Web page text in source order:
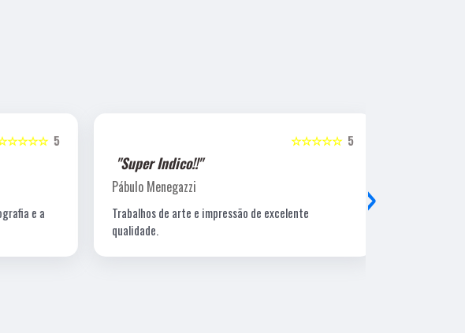
5
e a
5
☆☆☆☆☆
"Super Indico!!"
Pábulo Menegazzi
Trabalhos de arte e impressão de excelente
qualidade.
›